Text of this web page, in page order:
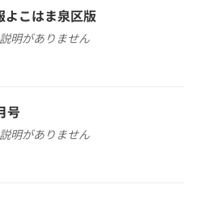
こはま泉区版
明がありません
号
明がありません